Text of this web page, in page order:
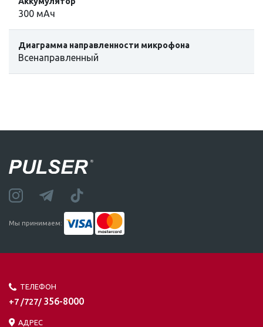
300 мАч
Диаграмма направленности микрофона
Всенаправленный
Мы принимаем:
ТЕЛЕФОН
+7 /727/ 356-8000
АДРЕС